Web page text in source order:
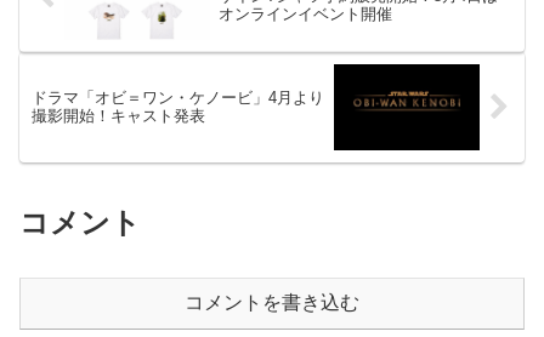
オンラインイベント開催
ドラマ「オビ＝ワン・ケノービ」4月より
撮影開始！キャスト発表
コメント
コメントを書き込む